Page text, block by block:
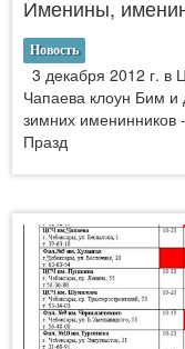
Именины,
Новость
3 декабря 2012 г. в
Чапаева клоун Бим
зимних именинников
Празд